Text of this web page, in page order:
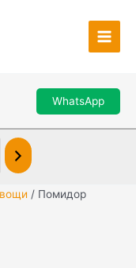
WhatsApp
/ Помидор